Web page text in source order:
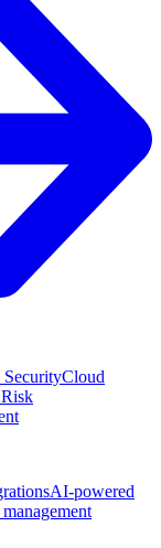
SecurityCloud
AI-powered